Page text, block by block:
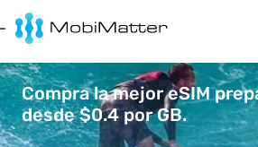
Compra la mejor eSIM
desde $0.4 por GB.